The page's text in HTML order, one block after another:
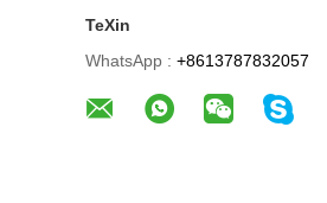
TeXin
WhatsApp : +8613787832057